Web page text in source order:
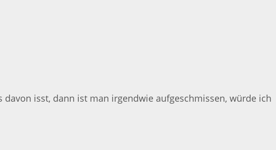
isst, dann ist man irgendwie aufgeschmissen, würde ich